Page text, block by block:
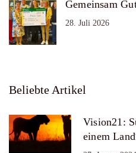
Gemeinsam
28. Juli 2026
Beliebte Artikel
Vision21:
einem